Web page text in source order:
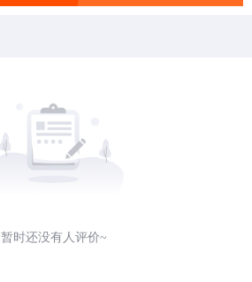
暂时还没有人评价~